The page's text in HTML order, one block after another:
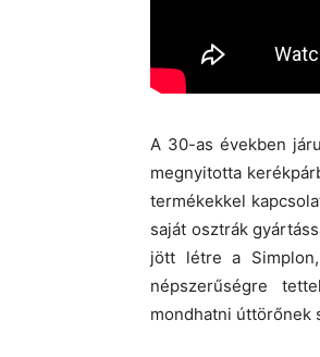
A 30-as években
megnyitotta
termékekkel
saját osztrák
jött létre a
népszerűségre
mondhatni úttörőnek